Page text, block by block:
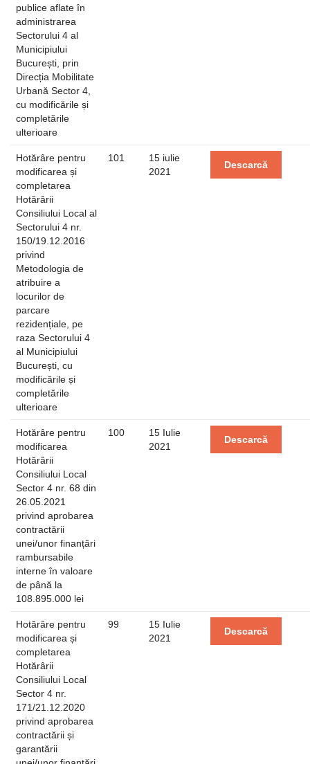
publice aflate în
administrarea
Sectorului 4 al
Municipiului
București, prin
Direcția Mobilitate
Urbană Sector 4,
cu modificările și
completările
ulterioare
Hotărâre pentru
modificarea și
completarea
Hotărârii
Consiliului Local al
Sectorului 4 nr.
150/19.12.2016
privind
Metodologia de
atribuire a
locurilor de
parcare
rezidențiale, pe
raza Sectorului 4
al Municipiului
București, cu
modificările și
completările
ulterioare
101
15 iulie
2021
Descarcă
Hotărâre pentru
modificarea
Hotărârii
Consiliului Local
Sector 4 nr. 68 din
26.05.2021
privind aprobarea
contractării
unei/unor finanțări
rambursabile
interne în valoare
de până la
108.895.000 lei
100
15 Iulie
2021
Descarcă
Hotărâre pentru
modificarea și
completarea
Hotărârii
Consiliului Local
Sector 4 nr.
171/21.12.2020
privind aprobarea
contractării și
garantării
99
15 Iulie
2021
Descarcă